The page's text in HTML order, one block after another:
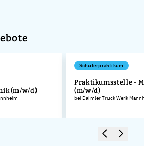
(m/w/d)
Schülerpraktikum
Praktikumsstelle -
(m/w/d)
bei Daimler Truck Werk